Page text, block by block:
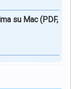
su Mac (PDF,